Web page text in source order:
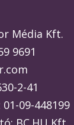
Média Kft.
9691
2-41
09-448199